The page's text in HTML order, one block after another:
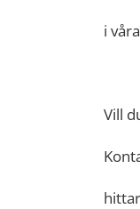
i
Vill